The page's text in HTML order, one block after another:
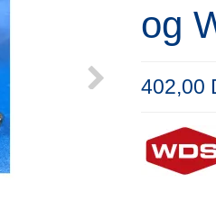
og
402,00